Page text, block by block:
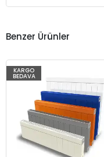
Benzer Ürünler
KARGO
BEDAVA